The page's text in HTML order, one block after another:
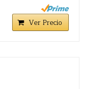
Ver Precio